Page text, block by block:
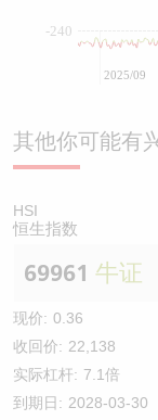
-240
2025/09
其他你可能有
HSI
恒生指数
69961 牛证
现价: 0.36
收回价: 22,138
实际杠杆: 7.1倍
到期日: 2028-03-30